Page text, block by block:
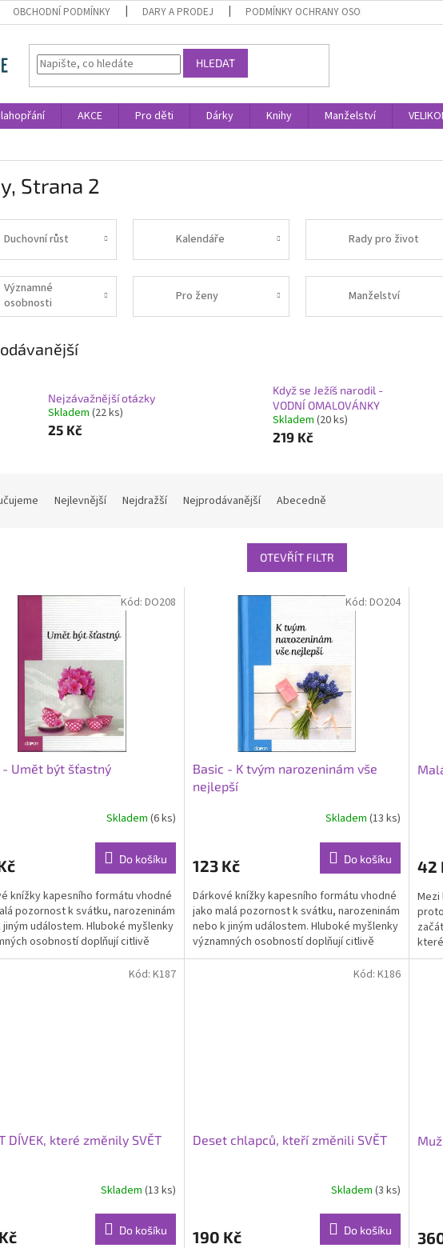
OBCHODNÍ PODMÍNKY DARY A PRODEJ PODMÍNKY OCHRANY OSOBNÍCH ÚDAJŮ
HLEDAT
AKCE Pro děti Dárky Knihy Manželství
, Strana 2
Duchovní růst Kalendáře Rady pro život
Významné
osobnosti
Pro ženy Manželství
Nejzávažnější otázky
Skladem (22 ks)
25 Kč
Když se Ježíš narodil -
VODNÍ OMALOVÁNKY
Skladem (20 ks)
219 Kč
Nejlevnější Nejdražší Nejprodávanější Abecedně
OTEVŘÍT FILTR
- Umět být šťastný
Skladem (6 ks)
Do košíku
knížky kapesního formátu vhodné
pozornost k svátku, narozeninám
událostem. Hluboké myšlenky
osobností doplňují citlivě
a...
Kód: DO208
Basic - K tvým narozeninám vše
nejlepší
je
z
5
hvězdiček.
Skladem (13 ks)
123 Kč Do košíku
Dárkové knížky kapesního formátu vhodné
jako malá pozornost k svátku, narozeninám
nebo k jiným událostem. Hluboké myšlenky
významných osobností doplňují citlivě
vybrané a...
Kód: DO204
42
Mezi
DÍVEK, které změnily SVĚT
Skladem (13 ks)
Do košíku
Kód: K187
Deset chlapců, kteří změnili SVĚT
Skladem (3 ks)
190 Kč Do košíku
Kód: K186